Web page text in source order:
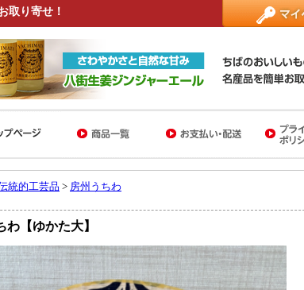
取り寄せ！
統的工芸品 > 房州うちわ
わ【ゆかた大】